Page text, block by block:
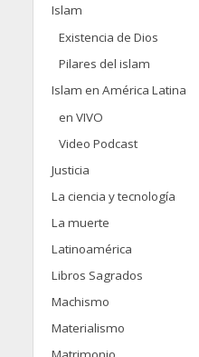
Islam
Existencia de Dios
Pilares del islam
Islam en América Latina
en VIVO
Video Podcast
Justicia
La ciencia y tecnología
La muerte
Latinoamérica
Libros Sagrados
Machismo
Materialismo